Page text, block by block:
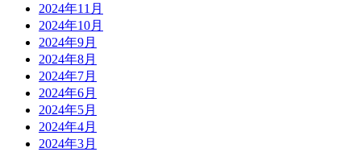
2024年11月
2024年10月
2024年9月
2024年8月
2024年7月
2024年6月
2024年5月
2024年4月
2024年3月